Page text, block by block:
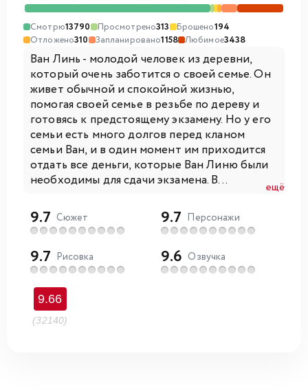
Смотрю13790 Просмотрено313 Брошено194
Отложено310 Запланировано1158 Любимое3438
Ван Линь - молодой человек из деревни,
который очень заботится о своей семье. Он
живет обычной и спокойной жизнью,
помогая своей семье в резьбе по дереву и
готовясь к предстоящему экзамену. Но у его
семьи есть много долгов перед кланом
семьи Ван, и в один момент им приходится
отдать все деньги, которые Ван Линю были
необходимы для сдачи экзамена. В...
ещё
9.7 Сюжет 9.7 Персонажи
9.7 Рисовка 9.6 Озвучка
9.66
(32140)